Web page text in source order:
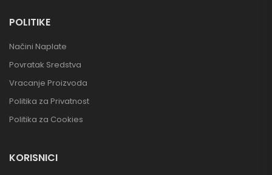
POLITIKE
Načini Naplate
Povratak Sredstva
Vracanje Proizvoda
Politika za Privatnost
Politika za Cookies
KORISNICI